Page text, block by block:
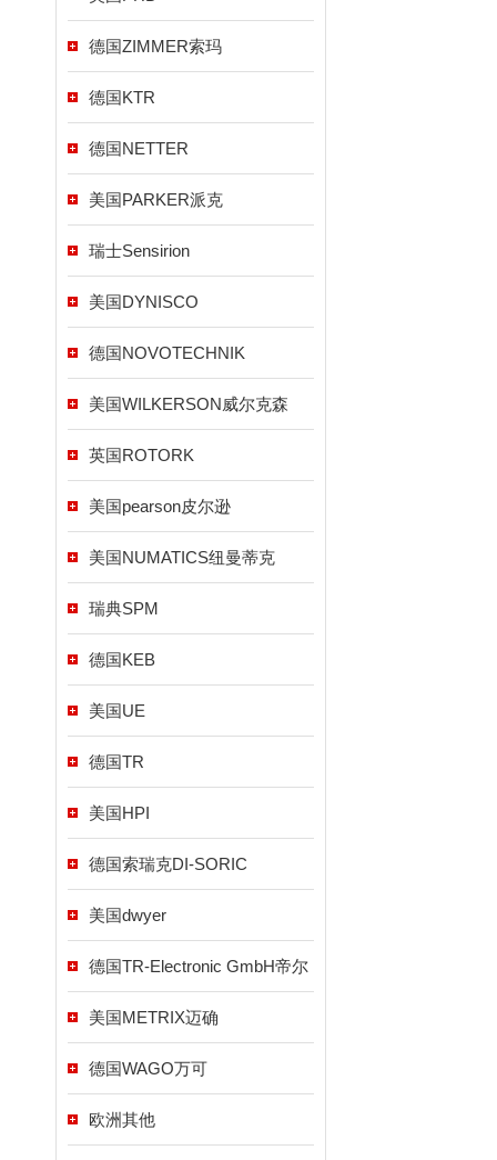
德国ZIMMER索玛
德国KTR
德国NETTER
美国PARKER派克
瑞士Sensirion
美国DYNISCO
德国NOVOTECHNIK
美国WILKERSON威尔克森
英国ROTORK
美国pearson皮尔逊
美国NUMATICS纽曼蒂克
瑞典SPM
德国KEB
美国UE
德国TR
美国HPI
德国索瑞克DI-SORIC
美国dwyer
德国TR-Electronic GmbH帝尔
美国METRIX迈确
德国WAGO万可
欧洲其他